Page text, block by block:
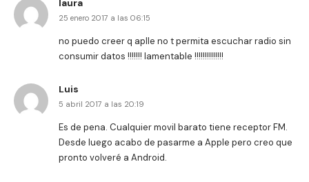
laura
25 enero 2017 a las 06:15
no puedo creer q aplle no t permita escuchar radio sin
consumir datos !!!!!!! lamentable !!!!!!!!!!!!!!
Luis
5 abril 2017 a las 20:19
Es de pena. Cualquier movil barato tiene receptor FM.
Desde luego acabo de pasarme a Apple pero creo que
pronto volveré a Android.